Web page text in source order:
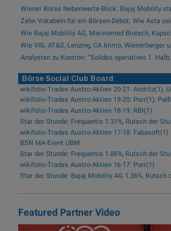
Wiener Börse Nebenwerte-Blick: Bajaj Mobility
Zehn Vokabeln für ein Börsen-Debüt: Wie Asta
Wie Bajaj Mobility AG, Marinomed Biotech,
Wie VIG, AT&S, Lenzing, CA Immo, Wienerberger
Analysten zu Kontron: "Solides operatives 1.
Börse Social Club Board
wikifolio-Trades Austro-Aktien 20-21: Andritz(1),
wikifolio-Trades Austro-Aktien 19-20: Porr(1),
wikifolio-Trades Austro-Aktien 18-19: RBI(1)
Star der Stunde: Frequentis 1.31%, Rutsch der
wikifolio-Trades Austro-Aktien 17-18: Fabasoft(1)
BSN MA-Event UBM
Star der Stunde: Frequentis 1.86%, Rutsch der
wikifolio-Trades Austro-Aktien 16-17: Porr(1)
Featured Partner Video